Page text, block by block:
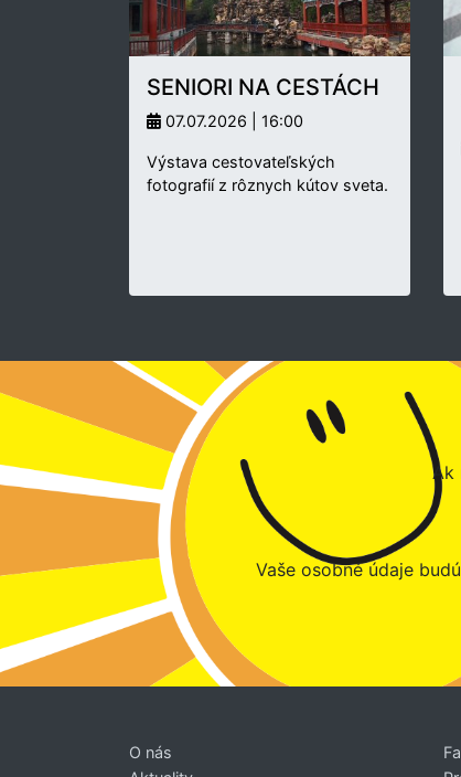
SENIORI NA CESTÁCH
07.07.2026 | 16:00
Výstava cestovateľských
fotografií z rôznych kútov sveta.
Ak
Vaše osobné údaje
O nás